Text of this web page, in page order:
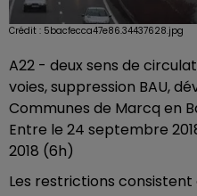
Crédit : 5bacfecca47e86.34437628.jpg
A22 - deux sens de
voies, suppression BAU,
Communes de Marcq en
Entre le 24 septembre
2018 (6h)
Les restrictions consistent